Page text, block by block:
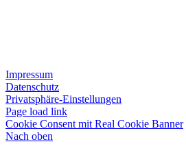
Impressum
Datenschutz
Privatsphäre-Einstellungen
Page load link
Cookie Consent mit Real Cookie Banner
Nach oben